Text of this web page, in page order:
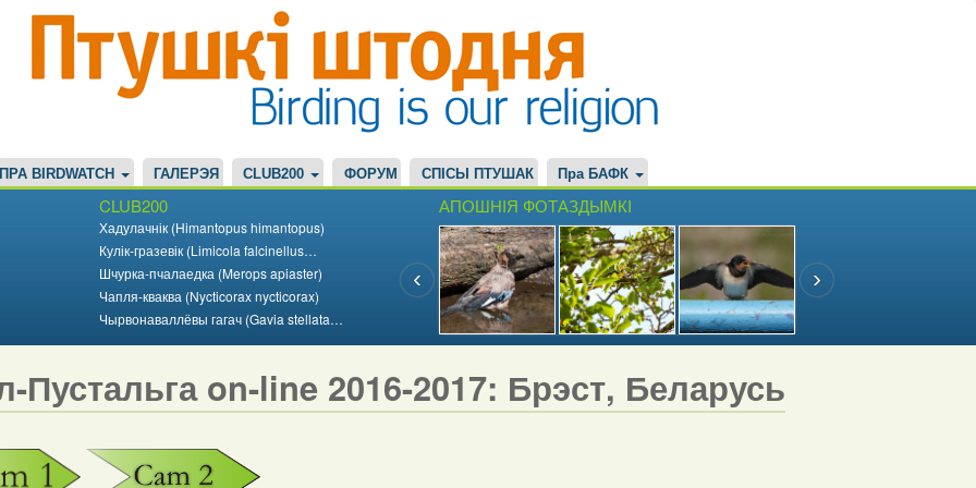
ПРА BIRDWATCH ГАЛЕРЭЯ CLUB200 ФОРУМ СПІСЫ ПТУШАК Пра БАФК
CLUB200
Хадулачнік (Himantopus himantopus)
Кулік-гразевік (Limicola falcinellus…
Шчурка-пчалаедка (Merops apiaster)
Чапля-кваква (Nycticorax nycticorax)
Чырвонаваллёвы гагач (Gavia stellata…
АПОШНІЯ ФОТАЗДЫМКІ
Пустальга on-line 2016-2017: Брэст, Беларусь